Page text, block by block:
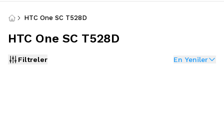
HTC One SC T528D
HTC One SC T528D
Filtreler En Yeniler